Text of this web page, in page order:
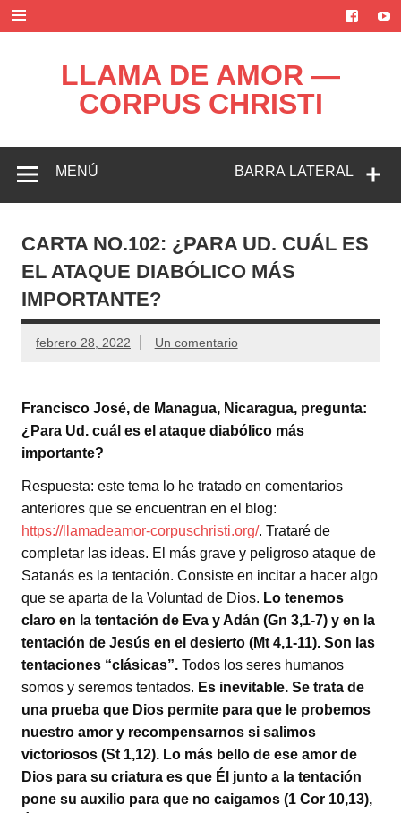
contenido
LLAMA DE AMOR —
CORPUS CHRISTI
BARRA LATERAL
MENÚ
CARTA NO.102: ¿PARA UD. CUÁL ES
EL ATAQUE DIABÓLICO MÁS
IMPORTANTE?
febrero 28, 2022 Un comentario
Francisco José, de Managua, Nicaragua, pregunta:
¿Para Ud. cuál es el ataque diabólico más
importante?
Respuesta: este tema lo he tratado en comentarios
anteriores que se encuentran en el blog:
https://llamadeamor-corpuschristi.org/. Trataré de
completar las ideas. El más grave y peligroso ataque de
Satanás es la tentación. Consiste en incitar a hacer algo
que se aparta de la Voluntad de Dios. Lo tenemos
claro en la tentación de Eva y Adán (Gn 3,1-7) y en la
tentación de Jesús en el desierto (Mt 4,1-11). Son las
tentaciones “clásicas”. Todos los seres humanos
somos y seremos tentados. Es inevitable. Se trata de
una prueba que Dios permite para que le probemos
nuestro amor y recompensarnos si salimos
victoriosos (St 1,12). Lo más bello de ese amor de
Dios para su criatura es que Él junto a la tentación
pone su auxilio para que no caigamos (1 Cor 10,13),